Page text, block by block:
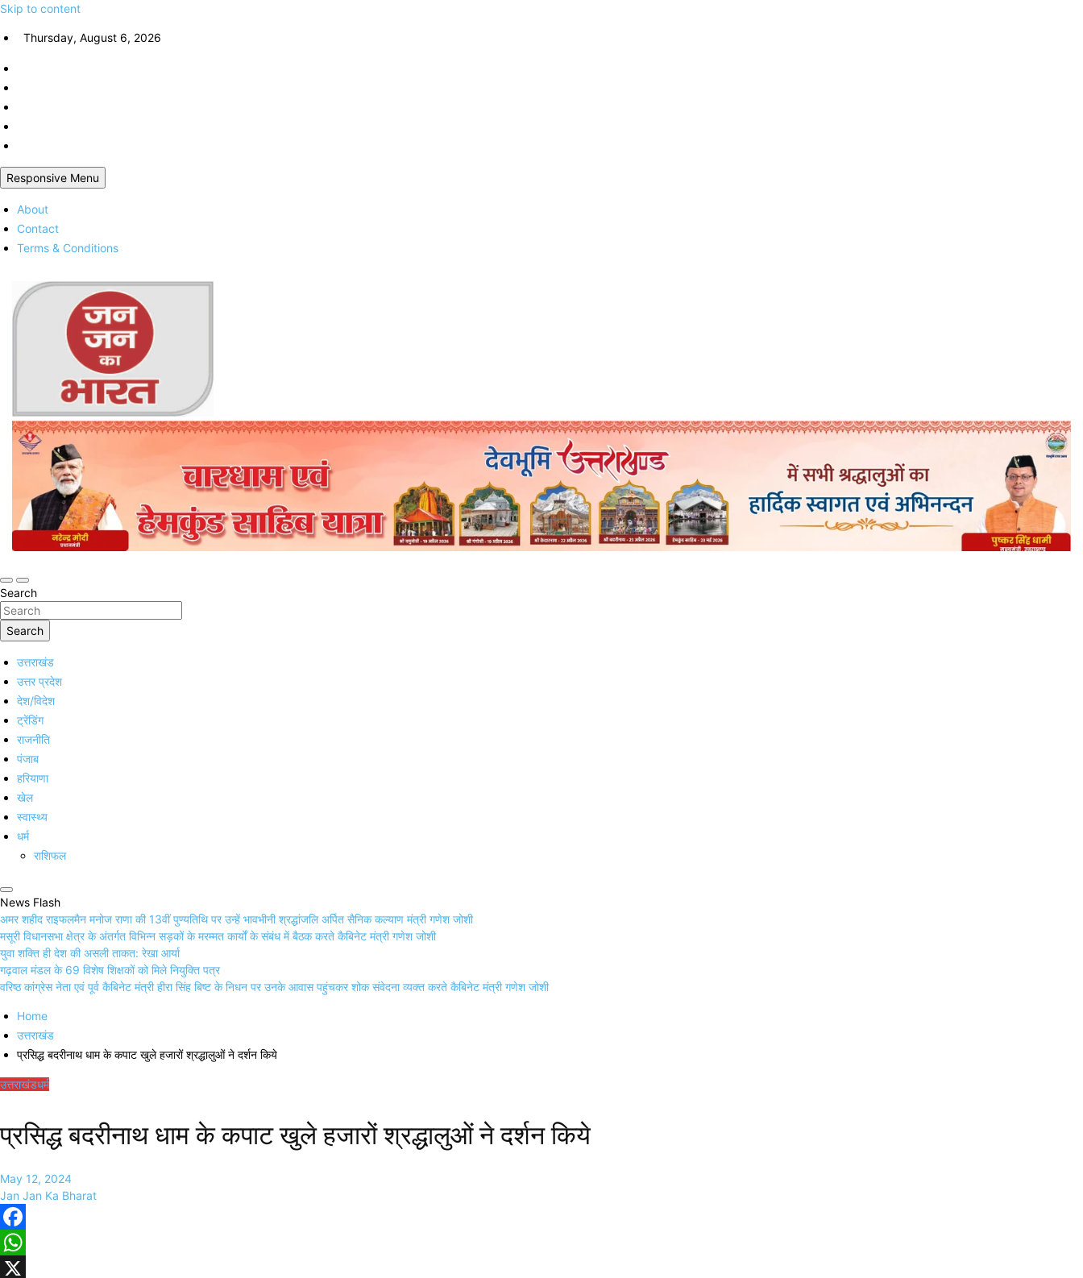
Skip to content
Thursday, August 6, 2026
Responsive Menu
About
Contact
Terms & Conditions
Jan Jan Ka Bharat
Online Trending Hindi News Website
Search
Search
उत्तराखंड
उत्तर प्रदेश
देश/विदेश
ट्रेंडिंग
राजनीति
पंजाब
हरियाणा
खेल
स्वास्थ्य
धर्म
राशिफल
News Flash
अमर शहीद राइफलमैन मनोज राणा की 13वीं पुण्यतिथि पर उन्हें भावभीनी श्रद्धांजलि अर्पित सैनिक कल्याण मंत्री गणेश जोशी
मसूरी विधानसभा क्षेत्र के अंतर्गत विभिन्न सड़कों के मरम्मत कार्यों के संबंध में बैठक करते कैबिनेट मंत्री गणेश जोशी
युवा शक्ति ही देश की असली ताकत: रेखा आर्या
गढ़वाल मंडल के 69 विशेष शिक्षकों को मिले नियुक्ति पत्र
वरिष्ठ कांग्रेस नेता एवं पूर्व कैबिनेट मंत्री हीरा सिंह बिष्ट के निधन पर उनके आवास पहुंचकर शोक संवेदना व्यक्त करते कैबिनेट मंत्री गणेश जोशी
Home
उत्तराखंड
प्रसिद्ध बदरीनाथ धाम के कपाट खुले हजारों श्रद्धालुओं ने दर्शन किये
उत्तराखंडधर्म
प्रसिद्ध बदरीनाथ धाम के कपाट खुले हजारों श्रद्धालुओं ने दर्शन किये
May 12, 2024
Jan Jan Ka Bharat
Facebook
WhatsApp